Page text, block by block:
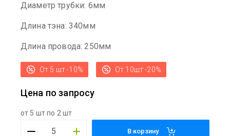
Диаметр трубки: 6мм
Длина тэна: 340мм
Длина провода: 250мм
От 5 шт -10% От 10шт -20%
Цена по запросу
от 5 шт по 2 шт
В корзину